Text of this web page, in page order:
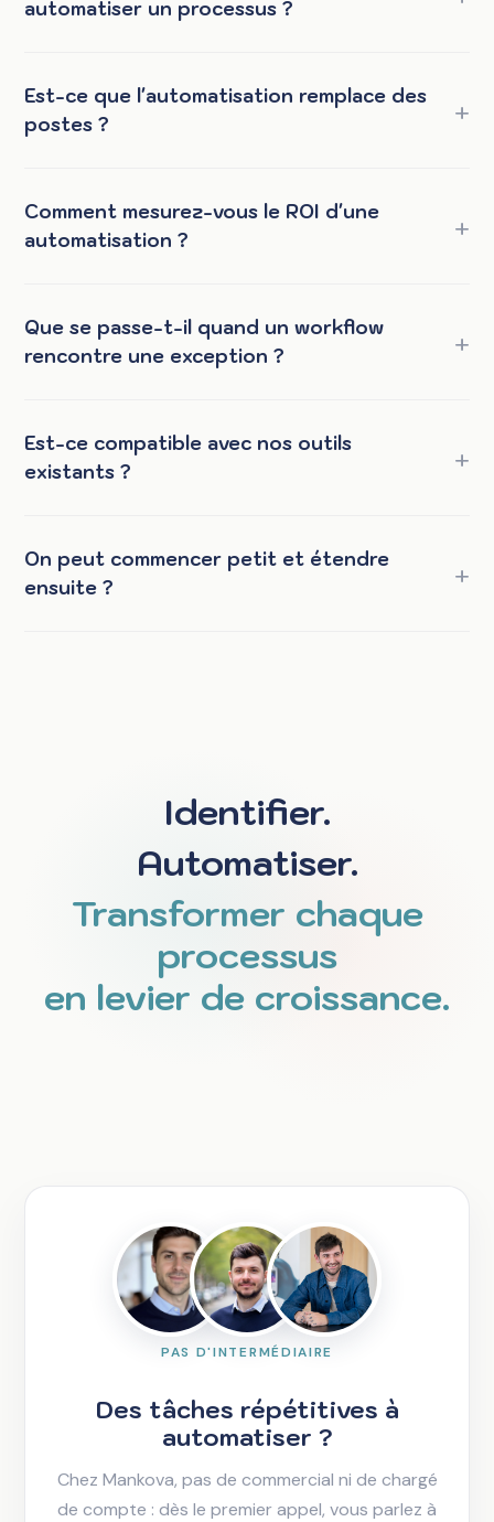
automatiser un processus ?
Est-ce que l'automatisation remplace des
postes ?
Comment mesurez-vous le ROI d'une
automatisation ?
Que se passe-t-il quand un workflow
rencontre une exception ?
Est-ce compatible avec nos outils
existants ?
On peut commencer petit et étendre
ensuite ?
Identifier.
Automatiser.
Transformer chaque
processus
en levier de croissance.
PAS D'INTERMÉDIAIRE
Des tâches répétitives à
automatiser ?
Chez Mankova, pas de commercial ni de chargé
de compte : dès le premier appel, vous parlez à